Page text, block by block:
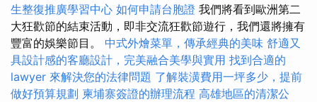
生整復推廣學習中心 如何申請台胞證 我們將看到歐洲第二
大狂歡節的結束活動，即非交流狂歡節遊行，我們還將擁有
豐富的娛樂節目。 中式外燴菜單，傳承經典的美味 舒適又
具設計感的客廳設計，完美融合美學與實用 找到合適的
lawyer 來解決您的法律問題 了解裝潢費用一坪多少，提前
做好預算規劃 柬埔寨簽證的辦理流程 高雄地區的清潔公